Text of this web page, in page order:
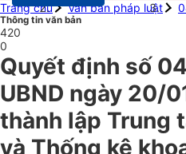
Trang chủ
Văn bản pháp luật
Thông tin văn bản
420
0
Quyết định số
UBND ngày 20/
thành lập Trung
và Thống kê